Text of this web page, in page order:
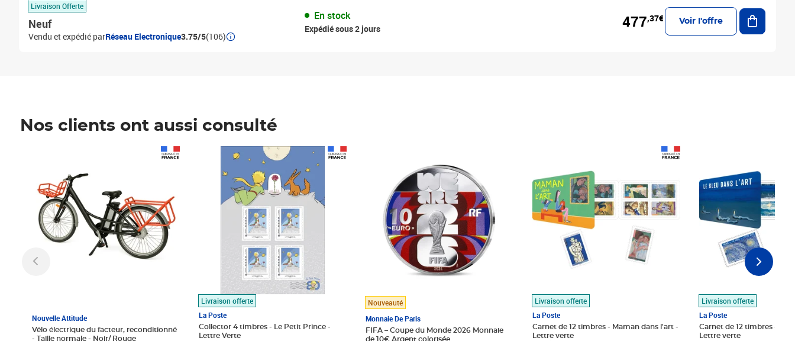
Livraison Offerte
Neuf
Vendu et expédié parRéseau Electronique3.75/5(106)
En stock
Expédié sous 2 jours 477,37€ Voir l'offre
Ajouter
Nos clients ont aussi consulté
Nouvelle Attitude
Vélo électrique du facteur, reconditionné
- Taille normale - Noir/ Rouge
Livraison offerte
La Poste
Collector 4 timbres - Le Petit Prince -
Lettre Verte
Prix 7,50€
Nouveauté
Monnaie De Paris
FIFA – Coupe du Monde 2026 Monnaie
de 10€ Argent colorisée
Livraison offerte
La Poste
Carnet de 12 timbres - Maman dans l'art -
Lettre verte
Livraison offerte
La Poste
Carnet de 12 timbres - Le
Lettre verte